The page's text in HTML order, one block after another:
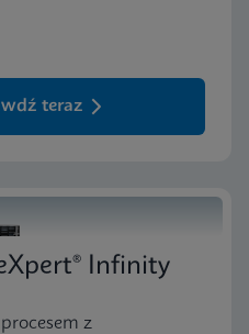
teraz
Infinity
z